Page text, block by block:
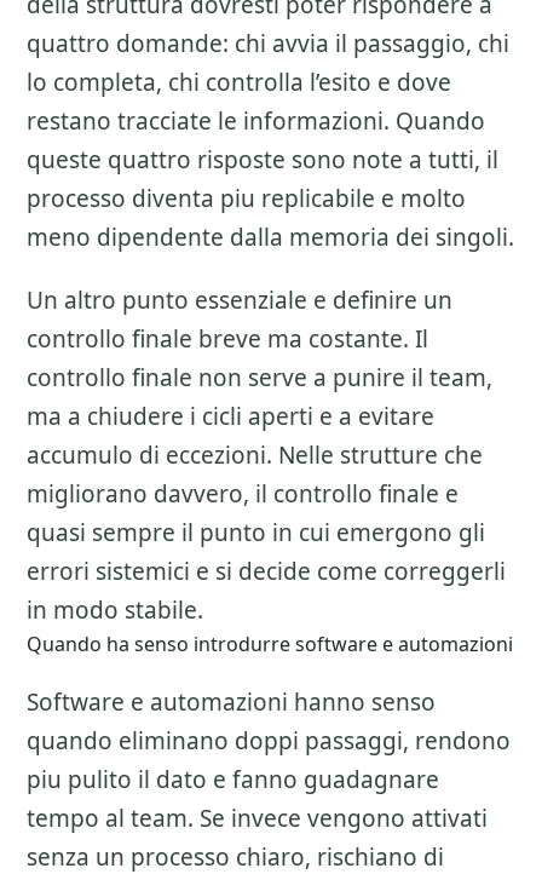
quattro domande: chi avvia il passaggio, chi
lo completa, chi controlla l’esito e dove
restano tracciate le informazioni. Quando
queste quattro risposte sono note a tutti, il
processo diventa piu replicabile e molto
meno dipendente dalla memoria dei singoli.
Un altro punto essenziale e definire un
controllo finale breve ma costante. Il
controllo finale non serve a punire il team,
ma a chiudere i cicli aperti e a evitare
accumulo di eccezioni. Nelle strutture che
migliorano davvero, il controllo finale e
quasi sempre il punto in cui emergono gli
errori sistemici e si decide come correggerli
in modo stabile.
Quando ha senso introdurre software e automazioni
Software e automazioni hanno senso
quando eliminano doppi passaggi, rendono
piu pulito il dato e fanno guadagnare
tempo al team. Se invece vengono attivati
senza un processo chiaro, rischiano di